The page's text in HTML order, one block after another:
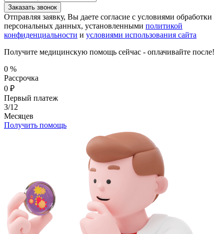
Заказать звонок
Отправляя заявку, Вы даете согласие с условиями обработки
персональных данных, установленными политикой
конфиденциальности и условиями использования сайта
Получите медицинскую помощь сейчас - оплачивайте после!
0 %
Рассрочка
0 ₽
Первый платеж
3/12
Месяцев
Получить помощь